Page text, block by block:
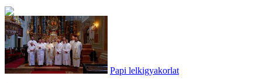
Papi lelkigyakorlat